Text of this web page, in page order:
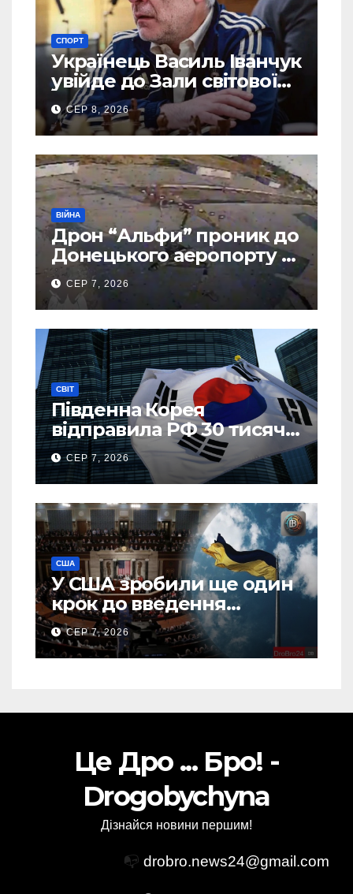
СПОРТ
Українець Василь Іванчук
увійде до Зали світової
шахової слави
СЕР 8, 2026
ВІЙНА
Дрон “Альфи” проник до
Донецького аеропорту та
спалив “Шахед” ще до
запуску
СЕР 7, 2026
СВІТ
Південна Корея
відправила РФ 30 тисяч
тонн авіапалива
СЕР 7, 2026
США
У США зробили ще один
крок до введення
“пекельних санкцій”
проти Росії
СЕР 7, 2026
Це Дро ... Бро! -
Drogobychyna
Дізнайся новини першим!
📭 drobro.news24@gmail.com